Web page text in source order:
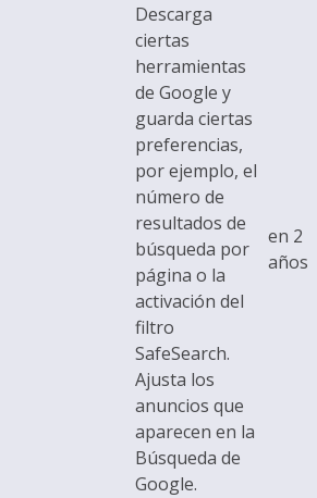
Descarga
ciertas
herramientas
de Google y
guarda ciertas
preferencias,
por ejemplo, el
número de
resultados de
búsqueda por
página o la
activación del
filtro
SafeSearch.
Ajusta los
anuncios que
aparecen en la
Búsqueda de
Google.
en 2
años